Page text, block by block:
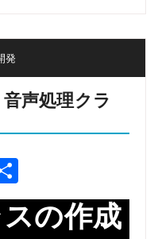
発
声処理クラ
有
の作成